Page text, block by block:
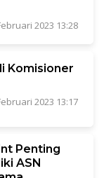
2023 13:28
Komisioner
2023 13:17
Penting
ASN